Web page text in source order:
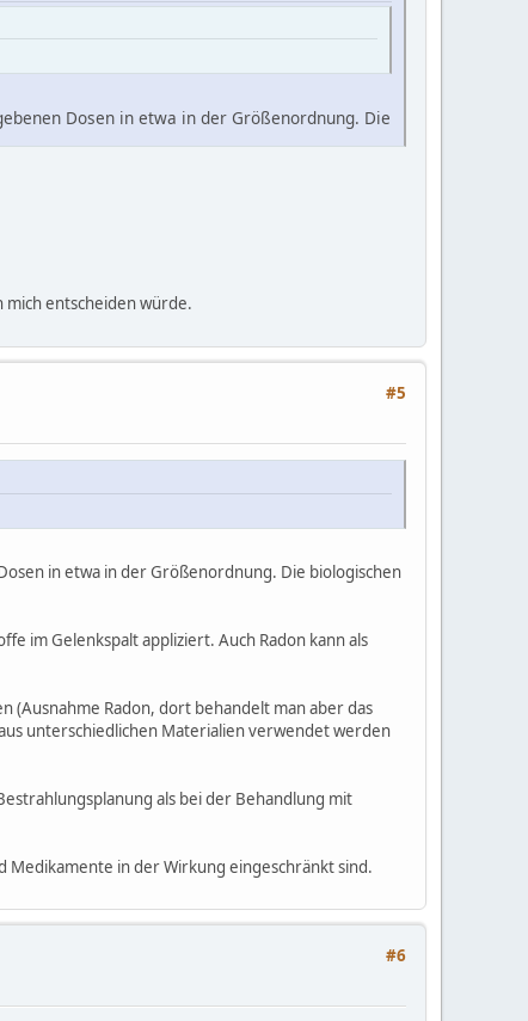
Dosen in etwa in der Größenordnung. Die
mich entscheiden würde.
#5
in etwa in der Größenordnung. Die biologischen
im Gelenkspalt appliziert. Auch Radon kann als
(Ausnahme Radon, dort behandelt man aber das
unterschiedlichen Materialien verwendet werden
als bei der Behandlung mit
Medikamente in der Wirkung eingeschränkt sind.
#6